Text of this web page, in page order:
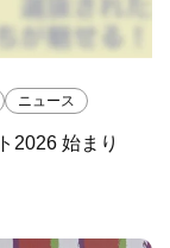
ニュース
2026 始まり